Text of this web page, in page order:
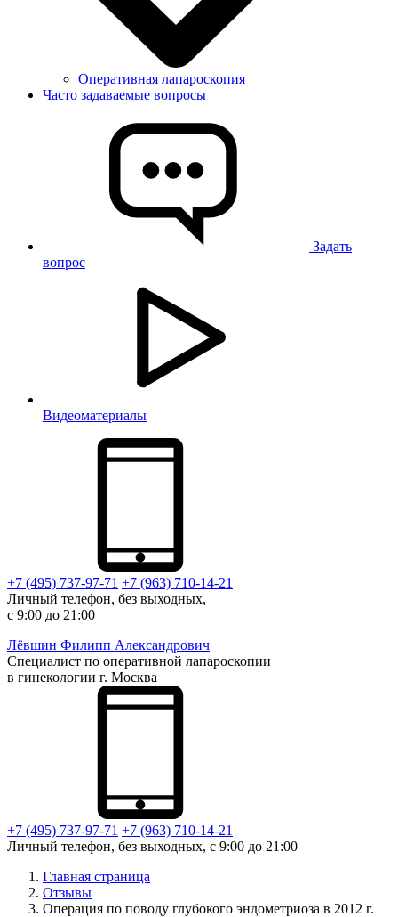
Оперативная лапароскопия
Часто задаваемые вопросы
Задать
вопрос
Видеоматериалы
+7 (495) 737-97-71 +7 (963) 710-14-21
Личный телефон, без выходных,
с 9:00 до 21:00
Лёвшин Филипп Александрович
Специалист по оперативной лапароскопии
в гинекологии г. Москва
+7 (495) 737-97-71 +7 (963) 710-14-21
Личный телефон, без выходных, с 9:00 до 21:00
Главная страница
Отзывы
Операция по поводу глубокого эндометриоза в 2012 г.